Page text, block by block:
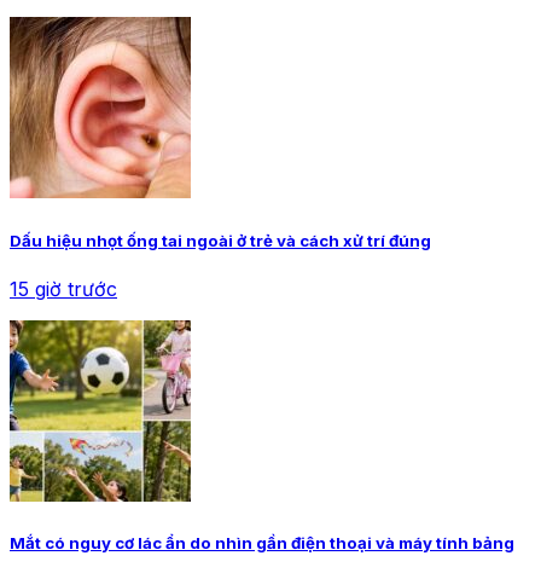
Dấu hiệu nhọt ống tai ngoài ở trẻ và cách xử trí đúng
15 giờ trước
Mắt có nguy cơ lác ẩn do nhìn gần điện thoại và máy tính bảng